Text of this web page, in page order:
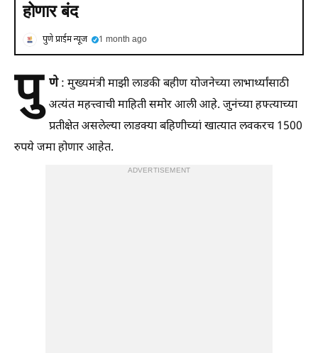
होणार बंद
पुणे प्राईम न्यूज 1 month ago
पु णे: मुख्यमंत्री माझी लाडकी बहीण योजनेच्या लाभार्थ्यांसाठी
अत्यंत महत्त्वाची माहिती समोर आली आहे. जुनंच्या हफ्त्याच्या
प्रतीक्षेत असलेल्या लाडक्या बहिणीच्यां खात्यात लवकरच 1500
रुपये जमा होणार आहेत.
ADVERTISEMENT